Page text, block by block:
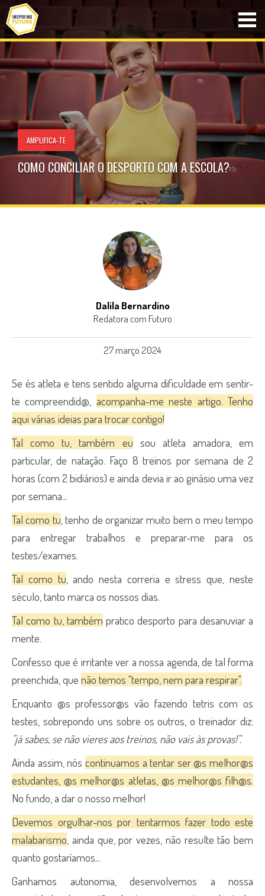
AMPLIFICA-TE
COMO CONCILIAR O DESPORTO COM A ESCOLA?
Dalila Bernardino
Redatora com Futuro
27 março 2024
Se és atleta e tens sentido alguma dificuldade em sentir-
te compreendid@, acompanha-me neste artigo. Tenho
aqui várias ideias para trocar contigo!
Tal como tu, também eu sou atleta amadora, em
particular, de natação. Faço 8 treinos por semana de 2
horas (com 2 bidiários) e ainda devia ir ao ginásio uma vez
por semana...
Tal como tu , tenho de organizar muito bem o meu tempo
para entregar trabalhos e preparar-me para os
testes/exames.
Tal como tu , ando nesta correria e stress que, neste
século, tanto marca os nossos dias.
Tal como tu, também pratico desporto para desanuviar a
mente.
Confesso que é irritante ver a nossa agenda, de tal forma
preenchida, que não temos "tempo, nem para respirar".
Enquanto @s professor@s vão fazendo tetris com os
testes, sobrepondo uns sobre os outros, o treinador diz:
"já sabes, se não vieres aos treinos, não vais às provas!”.
Ainda assim, nós continuamos a tentar ser @s melhor@s
estudantes, @s melhor@s atletas, @s melhor@s filh@s.
No fundo, a dar o nosso melhor!
Devemos orgulhar-nos por tentarmos fazer todo este
malabarismo , ainda que, por vezes, não resulte tão bem
quanto gostaríamos...
Ganhamos autonomia, desenvolvemos a nossa